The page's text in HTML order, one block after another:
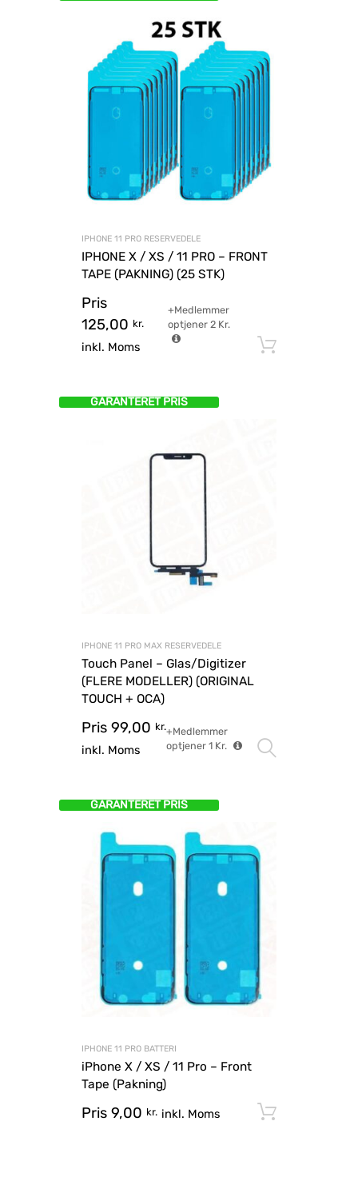
IPHONE 11 PRO RESERVEDELE
IPHONE X / XS / 11 PRO – FRONT
TAPE (PAKNING) (25 STK)
Pris
125,00 kr.
inkl. Moms
+Medlemmer
optjener2 Kr.
GARANTERET PRIS
IPHONE 11 PRO MAX RESERVEDELE
Touch Panel – Glas/Digitizer
(FLERE MODELLER) (ORIGINAL
TOUCH + OCA)
Pris 99,00 kr.
inkl. Moms
+Medlemmer
optjener1 Kr.
GARANTERET PRIS
IPHONE 11 PRO BATTERI
iPhone X / XS / 11 Pro – Front
Tape (Pakning)
Pris 9,00 kr. inkl. Moms